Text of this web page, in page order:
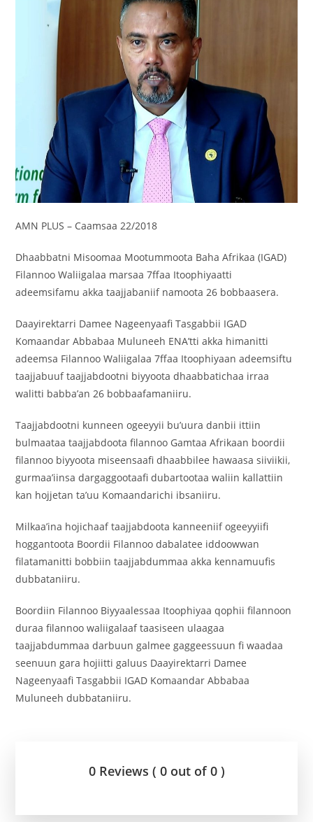
AMN PLUS – Caamsaa 22/2018
Dhaabbatni Misoomaa Mootummoota Baha Afrikaa (IGAD)
Filannoo Waliigalaa marsaa 7ffaa Itoophiyaatti
adeemsifamu akka taajjabaniif namoota 26 bobbaasera.
Daayirektarri Damee Nageenyaafi Tasgabbii IGAD
Komaandar Abbabaa Muluneeh ENA’tti akka himanitti
adeemsa Filannoo Waliigalaa 7ffaa Itoophiyaan adeemsiftu
taajjabuuf taajjabdootni biyyoota dhaabbatichaa irraa
walitti babba’an 26 bobbaafamaniiru.
Taajjabdootni kunneen ogeeyyii bu’uura danbii ittiin
bulmaataa taajjabdoota filannoo Gamtaa Afrikaan boordii
filannoo biyyoota miseensaafi dhaabbilee hawaasa siiviikii,
gurmaa’iinsa dargaggootaafi dubartootaa waliin kallattiin
kan hojjetan ta’uu Komaandarichi ibsaniiru.
Milkaa’ina hojichaaf taajjabdoota kanneeniif ogeeyyiifi
hoggantoota Boordii Filannoo dabalatee iddoowwan
filatamanitti bobbiin taajjabdummaa akka kennamuufis
dubbataniiru.
Boordiin Filannoo Biyyaalessaa Itoophiyaa qophii filannoon
duraa filannoo waliigalaaf taasiseen ulaagaa
taajjabdummaa darbuun galmee gaggeessuun fi waadaa
seenuun gara hojiitti galuus Daayirektarri Damee
Nageenyaafi Tasgabbii IGAD Komaandar Abbabaa
Muluneeh dubbataniiru.
0 Reviews ( 0 out of 0 )